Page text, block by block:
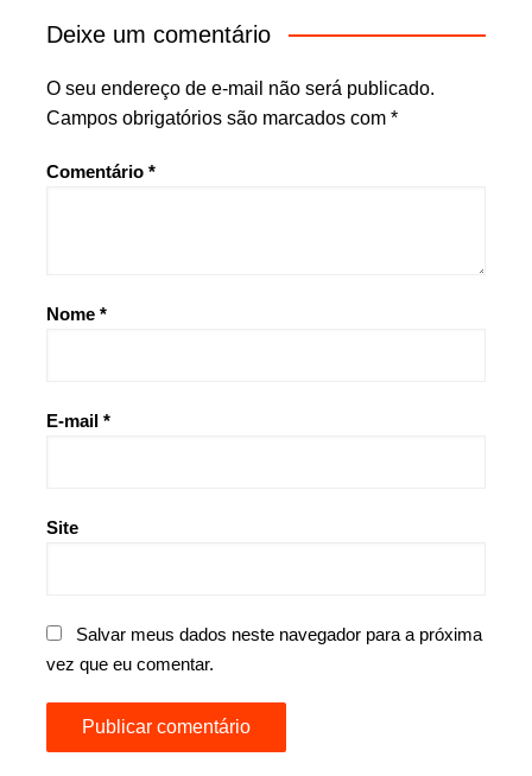
Deixe um comentário
O seu endereço de e-mail não será publicado.
Campos obrigatórios são marcados com *
Comentário *
Nome *
E-mail *
Site
Salvar meus dados neste navegador para a próxima
vez que eu comentar.